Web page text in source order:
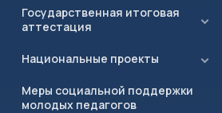
Государственная итоговая
аттестация
Национальные проекты
Меры социальной поддержки
молодых педагогов